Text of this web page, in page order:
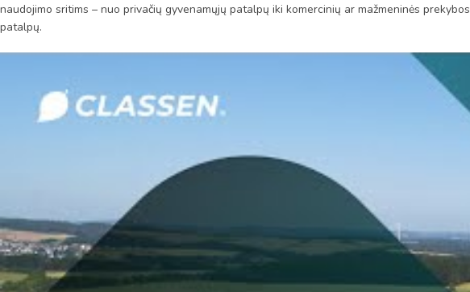
naudojimo sritims – nuo privačių gyvenamųjų patalpų iki komercinių ar mažmeninės prekybos
patalpų.